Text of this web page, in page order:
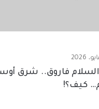
فاروق.. شرق
كيف؟!